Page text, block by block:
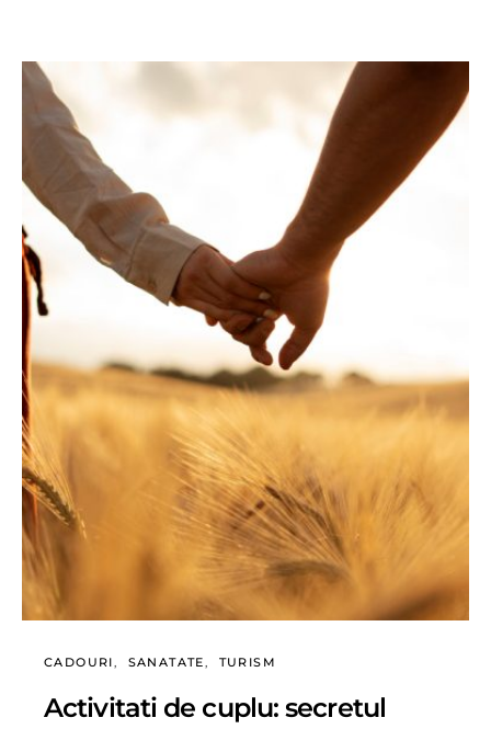
CADOURI SANATATE TURISM
Activitati de cuplu: secretul